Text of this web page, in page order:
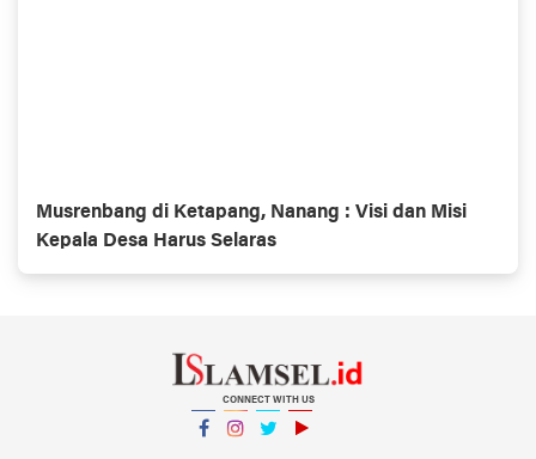
Musrenbang di Ketapang, Nanang : Visi dan Misi
Kepala Desa Harus Selaras
CONNECT WITH US